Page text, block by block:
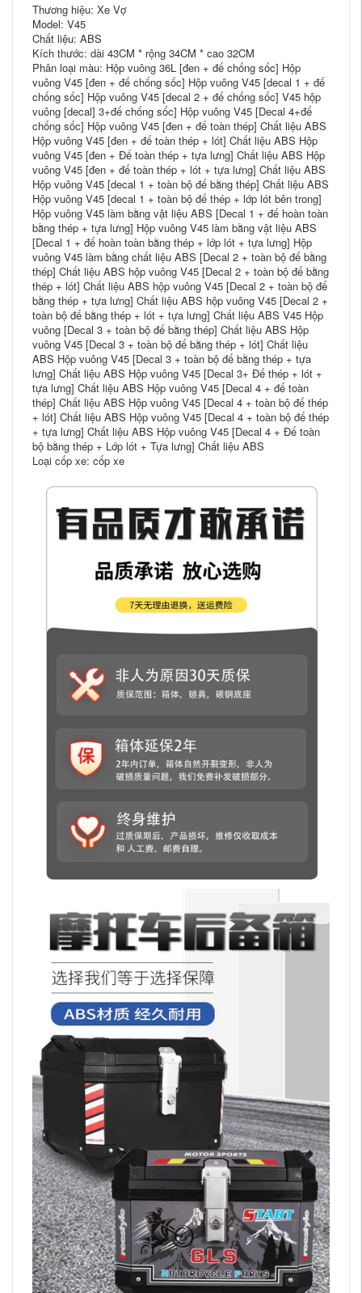
Thương hiệu: Xe Vợ
Model: V45
Chất liệu: ABS
Kích thước: dài 43CM * rộng 34CM * cao 32CM
Phân loại màu: Hộp vuông 36L [đen + đế chống sốc] Hộp
vuông V45 [đen + đế chống sốc] Hộp vuông V45 [decal 1 + đế
chống sốc] Hộp vuông V45 [decal 2 + đế chống sốc] V45 hộp
vuông [decal] 3+đế chống sốc] Hộp vuông V45 [Decal 4+đế
chống sốc] Hộp vuông V45 [đen + đế toàn thép] Chất liệu ABS
Hộp vuông V45 [đen + đế toàn thép + lót] Chất liệu ABS Hộp
vuông V45 [đen + Đế toàn thép + tựa lưng] Chất liệu ABS Hộp
vuông V45 [đen + đế toàn thép + lót + tựa lưng] Chất liệu ABS
Hộp vuông V45 [decal 1 + toàn bộ đế bằng thép] Chất liệu ABS
Hộp vuông V45 [decal 1 + toàn bộ đế thép + lớp lót bên trong]
Hộp vuông V45 làm bằng vật liệu ABS [Decal 1 + đế hoàn toàn
bằng thép + tựa lưng] Hộp vuông V45 làm bằng vật liệu ABS
[Decal 1 + đế hoàn toàn bằng thép + lớp lót + tựa lưng] Hộp
vuông V45 làm bằng chất liệu ABS [Decal 2 + toàn bộ đế bằng
thép] Chất liệu ABS hộp vuông V45 [Decal 2 + toàn bộ đế bằng
thép + lót] Chất liệu ABS hộp vuông V45 [Decal 2 + toàn bộ đế
bằng thép + tựa lưng] Chất liệu ABS hộp vuông V45 [Decal 2 +
toàn bộ đế bằng thép + lót + tựa lưng] Chất liệu ABS V45 Hộp
vuông [Decal 3 + toàn bộ đế bằng thép] Chất liệu ABS Hộp
vuông V45 [Decal 3 + toàn bộ đế bằng thép + lót] Chất liệu
ABS Hộp vuông V45 [Decal 3 + toàn bộ đế bằng thép + tựa
lưng] Chất liệu ABS Hộp vuông V45 [Decal 3+ Đế thép + lót +
tựa lưng] Chất liệu ABS Hộp vuông V45 [Decal 4 + đế toàn
thép] Chất liệu ABS Hộp vuông V45 [Decal 4 + toàn bộ đế thép
+ lót] Chất liệu ABS Hộp vuông V45 [Decal 4 + toàn bộ đế thép
+ tựa lưng] Chất liệu ABS Hộp vuông V45 [Decal 4 + Đế toàn
bộ bằng thép + Lớp lót + Tựa lưng] Chất liệu ABS
Loại cốp xe: cốp xe